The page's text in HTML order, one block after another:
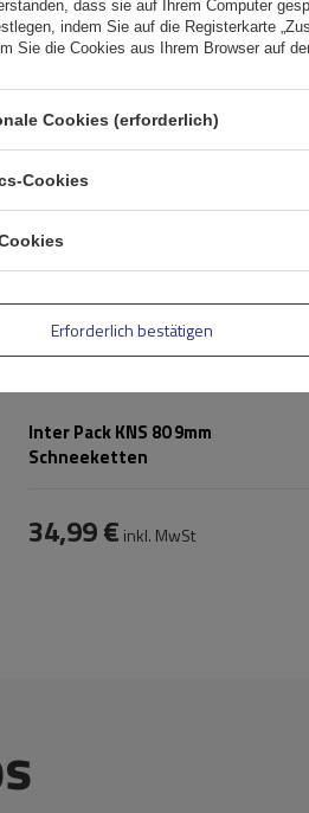
UNSER BESTSELLER
Inter Pack KNS 80 9mm
Schneeketten
34,99 € inkl. MwSt
Kettenglieds:
Montagemethode:
ohne Auffahren
dass sie auf Ihrem Computer
indem Sie auf die Registerkarte
Sie die Cookies aus Ihrem Browser auf
Cookies (erforderlich)
Cookies
Erforderlich bestätigen